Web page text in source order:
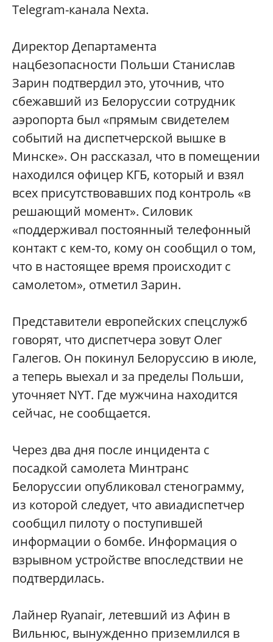
Telegram-канала Nexta.
Директор Департамента
нацбезопасности Польши Станислав
Зарин подтвердил это, уточнив, что
сбежавший из Белоруссии сотрудник
аэропорта был «прямым свидетелем
событий на диспетчерской вышке в
Минске». Он рассказал, что в помещении
находился офицер КГБ, который и взял
всех присутствовавших под контроль «в
решающий момент». Силовик
«поддерживал постоянный телефонный
контакт с кем-то, кому он сообщил о том,
что в настоящее время происходит с
самолетом», отметил Зарин.
Представители европейских спецслужб
говорят, что диспетчера зовут Олег
Галегов. Он покинул Белоруссию в июле,
а теперь выехал и за пределы Польши,
уточняет NYT. Где мужчина находится
сейчас, не сообщается.
Через два дня после инцидента с
посадкой самолета Минтранс
Белоруссии опубликовал стенограмму,
из которой следует, что авиадиспетчер
сообщил пилоту о поступившей
информации о бомбе. Информация о
взрывном устройстве впоследствии не
подтвердилась.
Лайнер Ryanair, летевший из Афин в
Вильнюс, вынужденно приземлился в